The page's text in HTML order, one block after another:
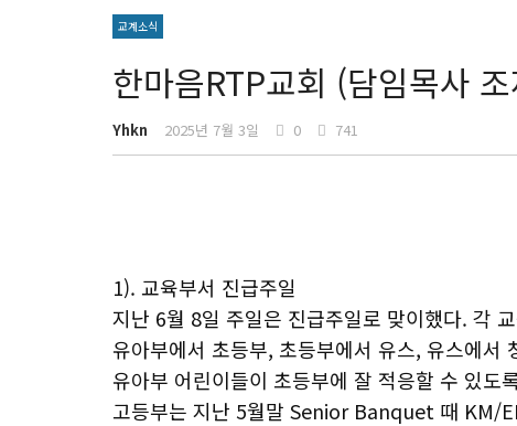
교계소식
한마음RTP교회 (담임목사
Yhkn 2025년 7월 3일 0 741
1). 교육부서 진급주일
지난 6월 8일 주일은 진급주일로 맞이했다. 각
유아부에서 초등부, 초등부에서 유스, 유스에서
유아부 어린이들이 초등부에 잘 적응할 수 있도
고등부는 지난 5월말 Senior Banquet 때 KM/